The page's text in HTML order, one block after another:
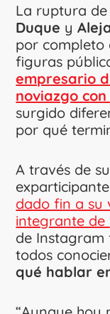
La ruptura
Duque y
por completo
figuras
empresario
noviazgo
surgido
por qué
A través de
dado fin a su
integrante de
de
todos
qué hablar